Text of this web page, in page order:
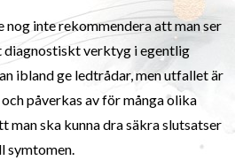
nog inte rekommendera att man ser
diagnostiskt verktyg i egentlig
ibland ge ledtrådar, men utfallet är
påverkas av för många olika
man ska kunna dra säkra slutsatser
symtomen.